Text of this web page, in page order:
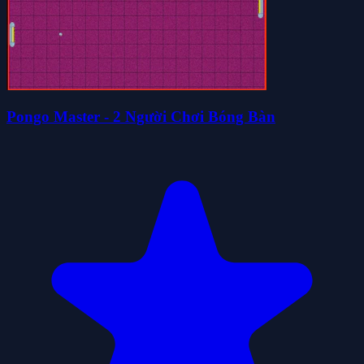
Pongo Master - 2 Người Chơi Bóng Bàn